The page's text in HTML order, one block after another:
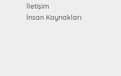
İletişim
İnsan Kaynakları